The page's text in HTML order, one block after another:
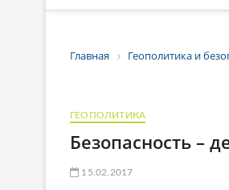
Главная Геополитика и
ГЕОПОЛИТИКА
Безопасность –
15.02.2017